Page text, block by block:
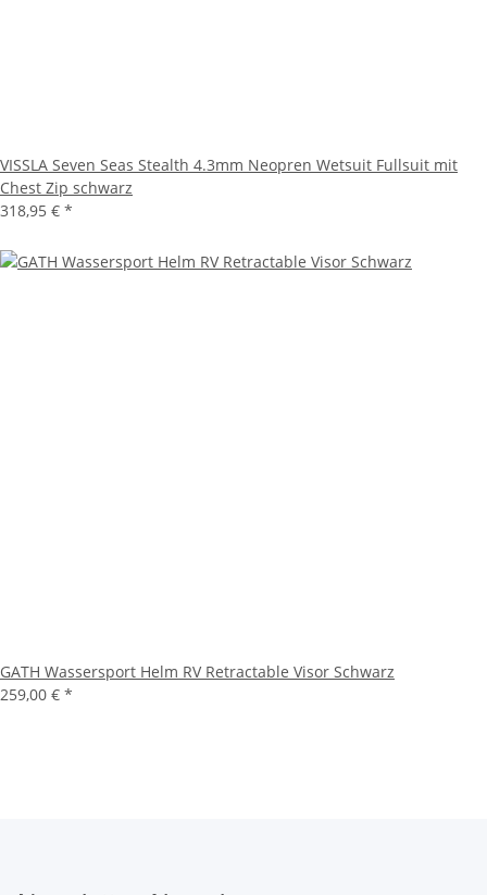
VISSLA Seven Seas Stealth 4.3mm Neopren Wetsuit Fullsuit mit
Chest Zip schwarz
318,95 € *
GATH Wassersport Helm RV Retractable Visor Schwarz
259,00 € *